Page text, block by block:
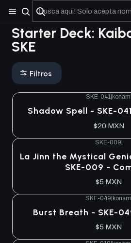
No olviden reportar sus depositos y
Starter Deck:
SKE
Filtros
SKE-041| konami
Shadow Spell - SKE-
$20 MXN
SKE-009|
La Jinn the Mystical
SKE-009 -
$5 MXN
SKE-049
Burst Breath - SKE-
$5 MXN